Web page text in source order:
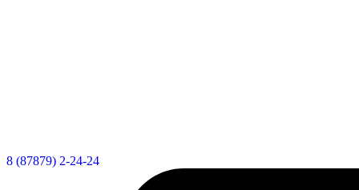
8 (87879) 2-24-24